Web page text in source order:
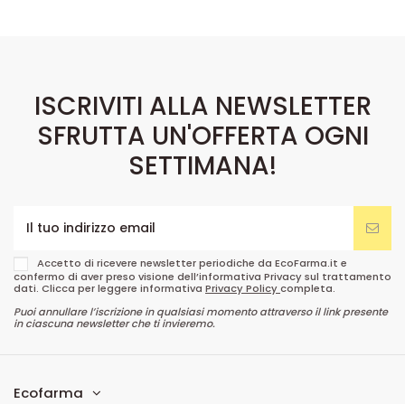
ISCRIVITI ALLA NEWSLETTER
SFRUTTA UN'OFFERTA OGNI
SETTIMANA!
Accetto di ricevere newsletter periodiche da EcoFarma.it e
confermo di aver preso visione dell’informativa Privacy sul trattamento
dati. Clicca per leggere informativa Privacy Policycompleta.
Puoi annullare l’iscrizione in qualsiasi momento attraverso il link presente
in ciascuna newsletter che ti invieremo.
Ecofarma